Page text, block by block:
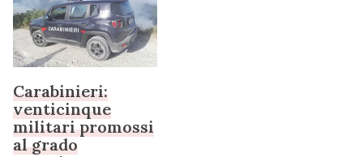
Carabinieri:
venticinque
militari promossi
al grado